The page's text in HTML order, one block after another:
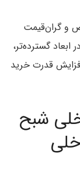
و گران‌قیمت
گسترده‌تر،
قدرت خرید
شبح